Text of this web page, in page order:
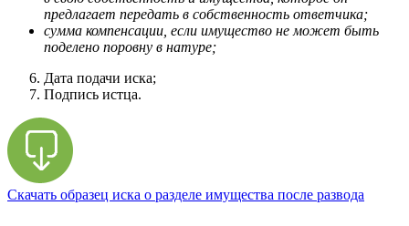
предлагает передать в собственность ответчика;
сумма компенсации, если имущество не может быть
поделено поровну в натуре;
Дата подачи иска;
Подпись истца.
Скачать образец иска о разделе имущества после развода